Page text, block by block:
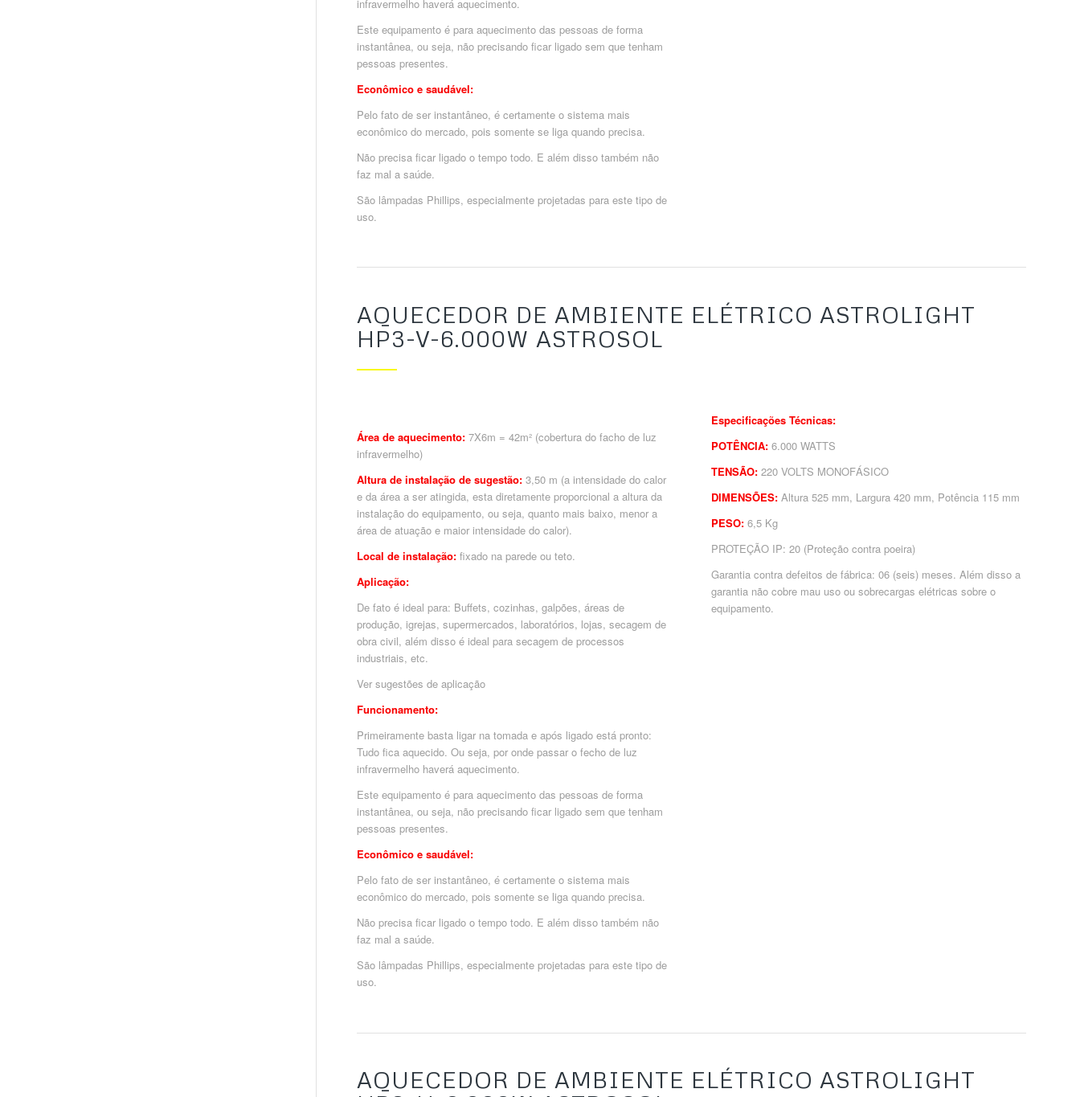
infravermelho haverá aquecimento.
Este equipamento é para aquecimento das pessoas de forma
instantânea, ou seja, não precisando ficar ligado sem que tenham
pessoas presentes.
Econômico e saudável:
Pelo fato de ser instantâneo, é certamente o sistema mais
econômico do mercado, pois somente se liga quando precisa.
Não precisa ficar ligado o tempo todo. E além disso também não
faz mal a saúde.
São lâmpadas Phillips, especialmente projetadas para este tipo de
uso.
AQUECEDOR DE AMBIENTE ELÉTRICO ASTROLIGHT
HP3-V-6.000W ASTROSOL
Área de aquecimento:7X6m = 42m² (cobertura do facho de luz
infravermelho)
Altura de instalação de sugestão:3,50 m (a intensidade do calor
e da área a ser atingida, esta diretamente proporcional a altura da
instalação do equipamento, ou seja, quanto mais baixo, menor a
área de atuação e maior intensidade do calor).
Local de instalação:fixado na parede ou teto.
Aplicação:
De fato é ideal para: Buffets, cozinhas, galpões, áreas de
produção, igrejas, supermercados, laboratórios, lojas, secagem de
obra civil, além disso é ideal para secagem de processos
industriais, etc.
Ver sugestões de aplicação
Funcionamento:
Primeiramente basta ligar na tomada e após ligado está pronto:
Tudo fica aquecido. Ou seja, por onde passar o fecho de luz
infravermelho haverá aquecimento.
Este equipamento é para aquecimento das pessoas de forma
instantânea, ou seja, não precisando ficar ligado sem que tenham
pessoas presentes.
Econômico e saudável:
Pelo fato de ser instantâneo, é certamente o sistema mais
econômico do mercado, pois somente se liga quando precisa.
Não precisa ficar ligado o tempo todo. E além disso também não
faz mal a saúde.
São lâmpadas Phillips, especialmente projetadas para este tipo de
uso.
Especificações Técnicas:
POTÊNCIA: 6.000 WATTS
TENSÃO: 220 VOLTS MONOFÁSICO
DIMENSÕES: Altura 525 mm, Largura 420 mm, Potência 115 mm
PESO: 6,5 Kg
PROTEÇÃO IP: 20 (Proteção contra poeira)
Garantia contra defeitos de fábrica: 06 (seis) meses. Além disso a
garantia não cobre mau uso ou sobrecargas elétricas sobre o
equipamento.
AQUECEDOR DE AMBIENTE ELÉTRICO ASTROLIGHT